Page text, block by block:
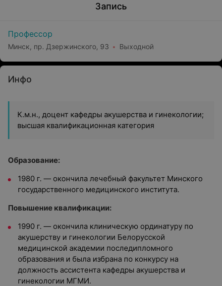
Запись
Профессор
Минск, пр. Дзержинского, 93 Выходной
Инфо
К.м.н., доцент кафедры акушерства и гинекологии;
высшая квалификационная категория
Образование:
1980 г. — окончила лечебный факультет Минского
государственного медицинского института.
Повышение квалификации:
1990 г. — окончила клиническую ординатуру по
акушерству и гинекологии Белорусской
медицинской академии последипломного
образования и была избрана по конкурсу на
должность ассистента кафедры акушерства и
гинекологии МГМИ.